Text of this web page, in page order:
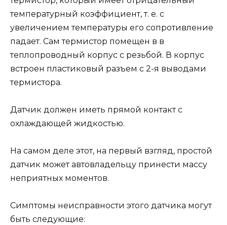
температурный коэффициент, т. е. с
увеличением температуры его сопротивление
падает. Сам термистор помещен в в
теплопроводный корпус с резьбой. В корпус
встроен пластиковый разъем с 2-я выводами
термистора.
Датчик должен иметь прямой контакт с
охлаждающей жидкостью.
На самом деле этот, на первый взгляд, простой
датчик может автовладельцу принести массу
неприятных моментов.
Симптомы неисправности этого датчика могут
быть следующие: